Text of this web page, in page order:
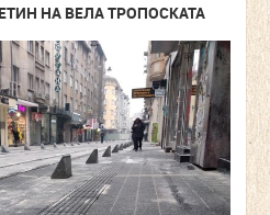
НА ВЕЛА ТРОПОСКАТА